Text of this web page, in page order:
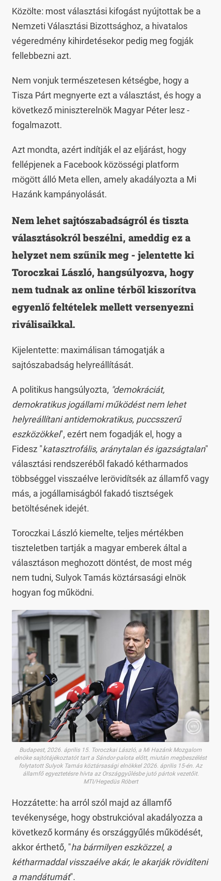
Közölte: most választási kifogást nyújtottak be a
Nemzeti Választási Bizottsághoz, a hivatalos
végeredmény kihirdetésekor pedig meg fogják
fellebbezni azt.
Nem vonjuk természetesen kétségbe, hogy a
Tisza Párt megnyerte ezt a választást, és hogy a
következő miniszterelnök Magyar Péter lesz -
fogalmazott.
Azt mondta, azért indítják el az eljárást, hogy
fellépjenek a Facebook közösségi platform
mögött álló Meta ellen, amely akadályozta a Mi
Hazánk kampányolását.
Nem lehet sajtószabadságról és tiszta
választásokról beszélni, ameddig ez a
helyzet nem szűnik meg - jelentette ki
Toroczkai László, hangsúlyozva, hogy
nem tudnak az online térből kiszorítva
egyenlő feltételek mellett versenyezni
riválisaikkal.
Kijelentette: maximálisan támogatják a
sajtószabadság helyreállítását.
A politikus hangsúlyozta, "demokráciát,
demokratikus jogállami működést nem lehet
helyreállítani antidemokratikus, puccsszerű
eszközökkel", ezért nem fogadják el, hogy a
Fidesz "katasztrofális, aránytalan és igazságtalan"
választási rendszeréből fakadó kétharmados
többséggel visszaélve lerövidítsék az államfő vagy
más, a jogállamiságból fakadó tisztségek
betöltésének idejét.
Toroczkai László kiemelte, teljes mértékben
tiszteletben tartják a magyar emberek által a
választáson meghozott döntést, de most még
nem tudni, Sulyok Tamás köztársasági elnök
hogyan fog működni.
Budapest, 2026. április 15. Toroczkai László, a Mi Hazánk Mozgalom
elnöke sajtótájékoztatót tart a Sándor-palota előtt, miután megbeszélést
folytatott Sulyok Tamás köztársasági elnökkel 2026. április 15-én. Az
államfő egyeztetésre hívta az Országgyűlésbe jutó pártok vezetőit.
MTI/Hegedüs Róbert
Hozzátette: ha arról szól majd az államfő
tevékenysége, hogy obstrukcióval akadályozza a
következő kormány és országgyűlés működését,
akkor érthető, "ha bármilyen eszközzel, a
kétharmaddal visszaélve akár, le akarják rövidíteni
a mandátumát".